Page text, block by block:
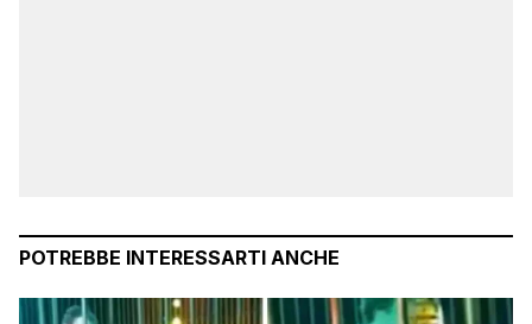
POTREBBE INTERESSARTI ANCHE